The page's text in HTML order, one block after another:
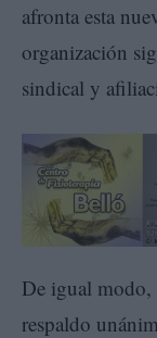
afronta esta
organización
sindical y
De igual modo,
respaldo